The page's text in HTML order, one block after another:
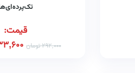
قیمت:
292,000تومان